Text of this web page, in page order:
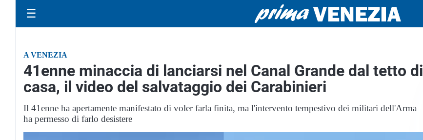
☰
A VENEZIA
41enne minaccia di lanciarsi nel Canal Grande dal tetto di
casa, il video del salvataggio dei Carabinieri
Il 41enne ha apertamente manifestato di voler farla finita, ma l'intervento tempestivo dei militari dell'Arma
ha permesso di farlo desistere